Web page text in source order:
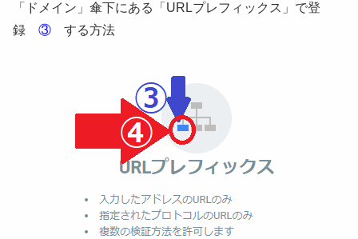
「ドメイン」傘下にある「URLプレフィックス」で登
録 ③ する方法